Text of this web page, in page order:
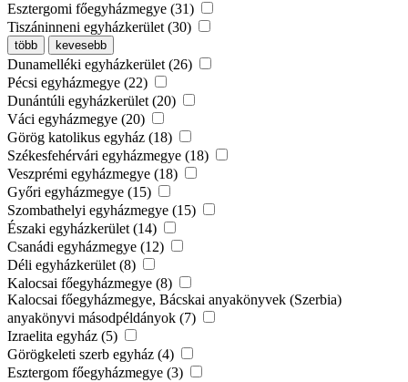
Esztergomi főegyházmegye (31)
Tiszáninneni egyházkerület (30)
több kevesebb
Dunamelléki egyházkerület (26)
Pécsi egyházmegye (22)
Dunántúli egyházkerület (20)
Váci egyházmegye (20)
Görög katolikus egyház (18)
Székesfehérvári egyházmegye (18)
Veszprémi egyházmegye (18)
Győri egyházmegye (15)
Szombathelyi egyházmegye (15)
Északi egyházkerület (14)
Csanádi egyházmegye (12)
Déli egyházkerület (8)
Kalocsai főegyházmegye (8)
Kalocsai főegyházmegye, Bácskai anyakönyvek (Szerbia)
anyakönyvi másodpéldányok (7)
Izraelita egyház (5)
Görögkeleti szerb egyház (4)
Esztergom főegyházmegye (3)